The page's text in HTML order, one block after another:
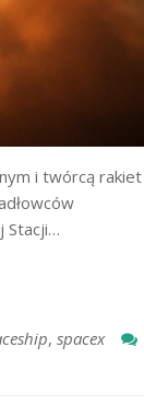
i twórcą rakiet
Stacji…
, spacex